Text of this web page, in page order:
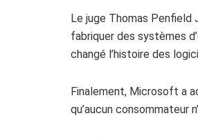
Le juge Thomas Penfield
fabriquer des systèmes
changé l’histoire des
Finalement, Microsoft a
qu’aucun consommateur